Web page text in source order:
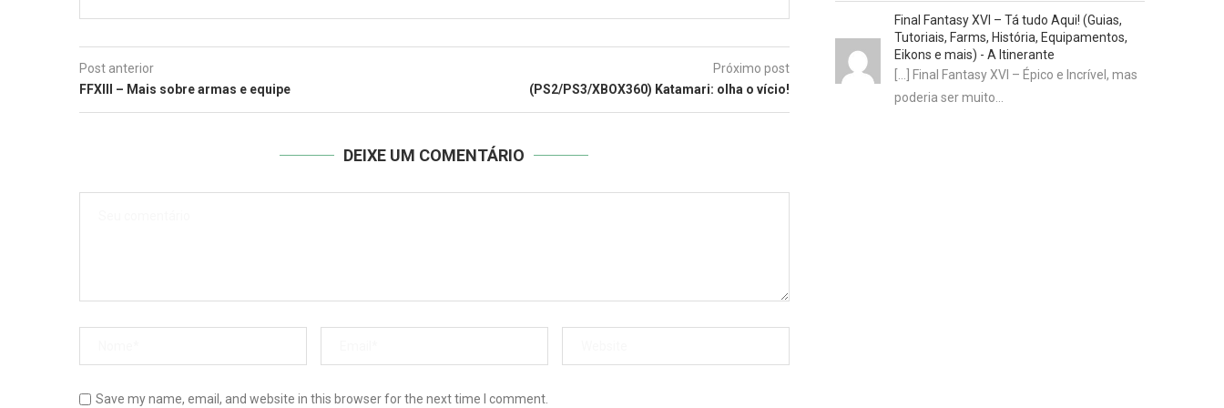
Post anterior
FFXIII – Mais sobre armas e equipe
Próximo post
(PS2/PS3/XBOX360) Katamari: olha o vício!
DEIXE UM COMENTÁRIO
Save my name, email, and website in this browser for the next time I comment.
Final Fantasy XVI – Tá tudo Aqui! (Guias,
Tutoriais, Farms, História, Equipamentos,
Eikons e mais) - A Itinerante
[…] Final Fantasy XVI – Épico e Incrível, mas
poderia ser muito…